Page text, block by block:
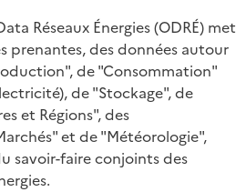
Réseaux Énergies (ODRÉ) met
prenantes, des données autour
de "Consommation"
de "Stockage", de
et Régions", des
et de "Météorologie",
savoir-faire conjoints des